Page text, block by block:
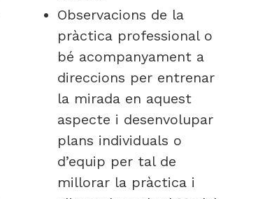
Observacions de la
pràctica professional o
bé acompanyament a
direccions per entrenar
la mirada en aquest
aspecte i desenvolupar
plans individuals o
d’equip per tal de
millorar la pràctica i